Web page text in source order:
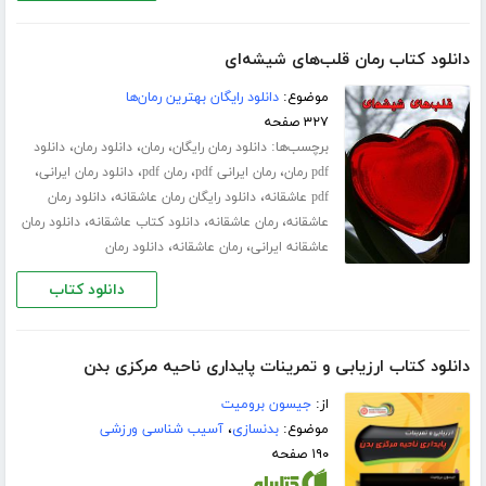
دانلود کتاب رمان قلب‌های شیشه‌ای
موضوع:دانلود رایگان بهترین رمان‌ها
۳۲۷ صفحه
برچسب‌ها:دانلود رمان رایگان،رمان،دانلود رمان،دانلود
pdf رمان
،رمان ایرانی pdf ،رمان pdf ،دانلود رمان ایرانی،
pdf عاشقانه ،دانلود رایگان رمان عاشقانه،دانلود رمان
عاشقانه،رمان عاشقانه،دانلود کتاب عاشقانه،دانلود رمان
عاشقانه ایرانی،رمان عاشقانه،دانلود رمان
دانلود کتاب
دانلود کتاب ارزیابی و تمرینات پایداری ناحیه مرکزی بدن
از:جیسون برومیت
موضوع:بدنسازی،آسیب شناسی ورزشی
۱۹۰ صفحه